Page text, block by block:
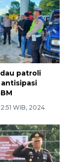
patroli
antisipasi
WIB, 2024